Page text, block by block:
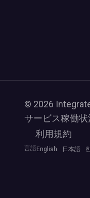
© 2026
サービス稼働状
利用規約
言語 English 日本語